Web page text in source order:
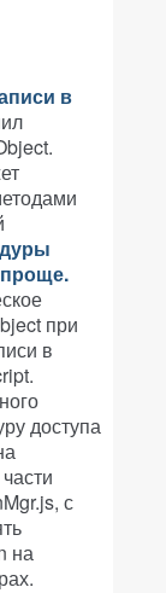
в
проще.
при
в
доступа
с
на